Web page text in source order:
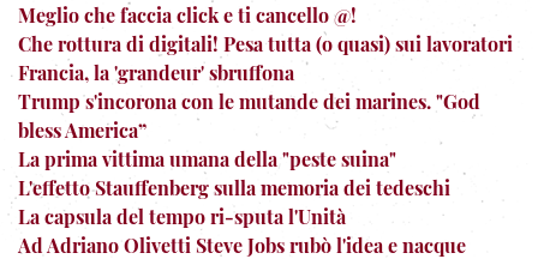
Meglio che faccia click e ti cancello @!
Che rottura di digitali! Pesa tutta (o quasi) sui lavoratori
Francia, la 'grandeur' sbruffona
Trump s'incorona con le mutande dei marines. "God
bless America”
La prima vittima umana della "peste suina"
L'effetto Stauffenberg sulla memoria dei tedeschi
La capsula del tempo ri-sputa l'Unità
Ad Adriano Olivetti Steve Jobs rubò l'idea e nacque